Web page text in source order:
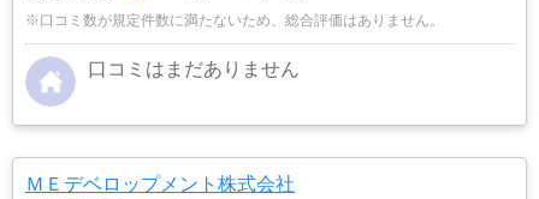
※口コミ数が規定件数に満たないため、総合評価はありません。
口コミはまだありません
ＭＥデベロップメント株式会社